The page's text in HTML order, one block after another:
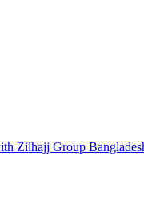
Zilhajj Group